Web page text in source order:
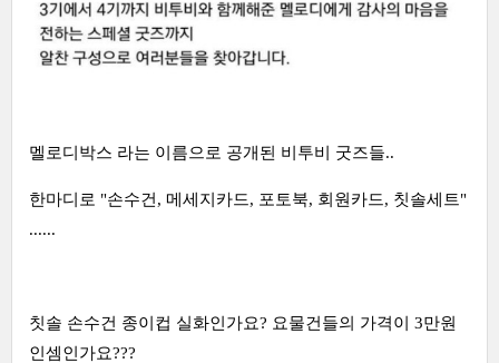
멜로디박스 라는 이름으로 공개된 비투비 굿즈들..
한마디로 "손수건, 메세지카드, 포토북, 회원카드, 칫솔세트"
......
칫솔 손수건 종이컵 실화인가요? 요물건들의 가격이 3만원
인셈인가요???